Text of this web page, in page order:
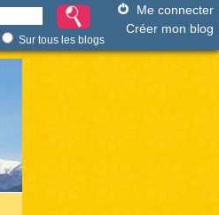
Me connecter
Créer mon blog
Sur tous les blogs